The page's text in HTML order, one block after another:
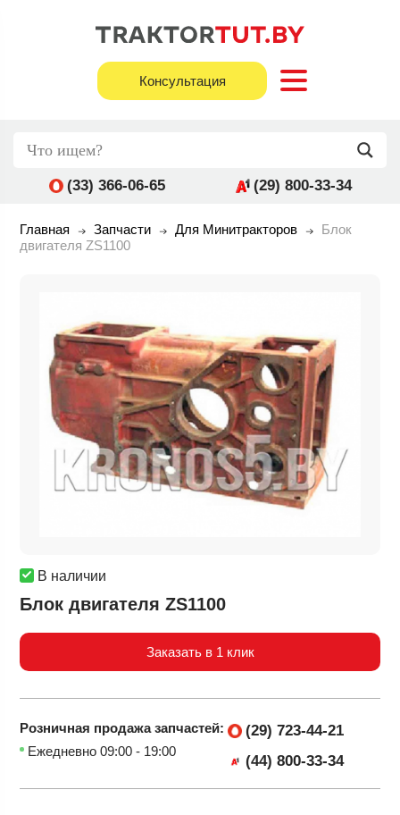
Консультация
(33) 366-06-65 (29) 800-33-34
Главная Запчасти Для Минитракторов
Блок
двигателя ZS1100
В наличии
Блок двигателя ZS1100
Заказать в 1 клик
Розничная продажазапчастей:
Ежедневно 09:00 - 19:00
(29) 723-44-21
(44) 800-33-34